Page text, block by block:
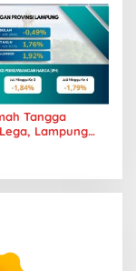
Tangga
Lampung